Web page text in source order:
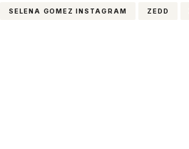
SELENA GOMEZ INSTAGRAM ZEDD